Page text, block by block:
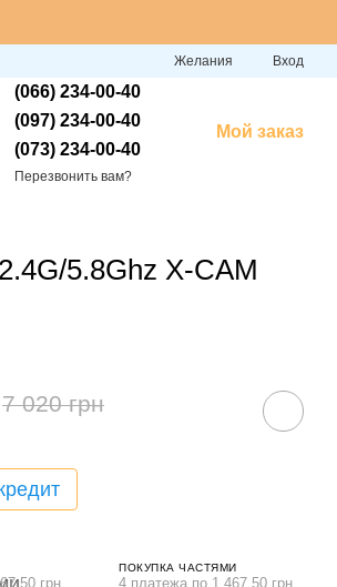
Желания Вход
(066) 234-00-40
(097) 234-00-40
(073) 234-00-40
Перезвонить вам?
Мой заказ
5.8Ghz X-CAM
7 020 грн
грн
ПОКУПКА ЧАСТЯМИ
4 платежа по 1 467.50 грн